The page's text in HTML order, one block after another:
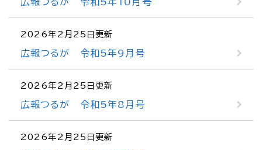
2026年2月25日更新
広報つるが 令和5年9月号
2026年2月25日更新
広報つるが 令和5年8月号
2026年2月25日更新